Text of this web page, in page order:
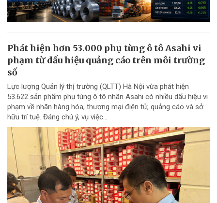
Phát hiện hơn 53.000 phụ tùng ô tô Asahi vi
phạm từ dấu hiệu quảng cáo trên môi trường
số
Lực lượng Quản lý thị trường (QLTT) Hà Nội vừa phát hiện
53.622 sản phẩm phụ tùng ô tô nhãn Asahi có nhiều dấu hiệu vi
phạm về nhãn hàng hóa, thương mại điện tử, quảng cáo và sở
hữu trí tuệ. Đáng chú ý, vụ việc...